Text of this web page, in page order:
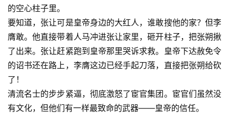
的空心柱子里。
要知道，张让可是皇帝身边的大红人，谁敢搜他的家？但李
膺敢。他直接带着人马冲进张让家里，砸开柱子，把张朔揪
了出来。张让赶紧跑到皇帝那里哭诉求救。皇帝下达赦免令
的诏书还在路上，李膺这边已经手起刀落，直接把张朔给砍
了！
清流名士的步步紧逼，彻底激怒了宦官集团。宦官们虽然没
有文化，但他们有一样最致命的武器——皇帝的信任。